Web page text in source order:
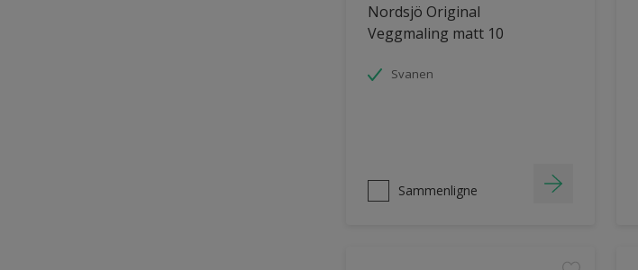
Nordsjö Original
Veggmaling matt 10
Svanen
Sammenligne